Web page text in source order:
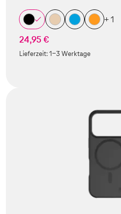
+ 1
24,95 €
Lieferzeit:1-3 Werktage